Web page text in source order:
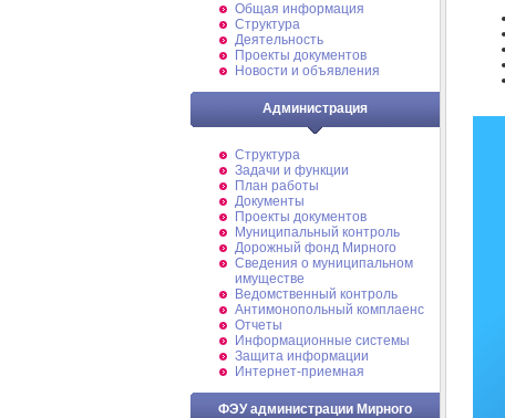
Общая информация
Структура
Деятельность
Проекты документов
Новости и объявления
Администрация
Структура
Задачи и функции
План работы
Документы
Проекты документов
Муниципальный контроль
Дорожный фонд Мирного
Cведения о муниципальном
имуществе
Ведомственный контроль
Антимонопольный комплаенс
Отчеты
Информационные системы
Защита информации
Интернет-приемная
ФЭУ администрации Мирного